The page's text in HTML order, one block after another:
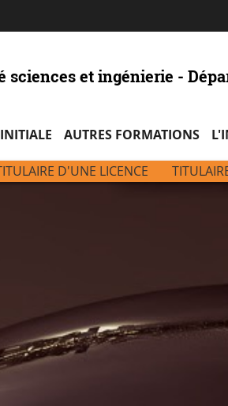
sciences et ingénierie -
AUTRES FORMATIONS
D'UNE LICENCE